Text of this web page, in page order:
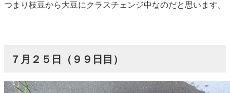
つまり枝豆から大豆にクラスチェンジ中なのだと思います。
７月２５日（９９日目）